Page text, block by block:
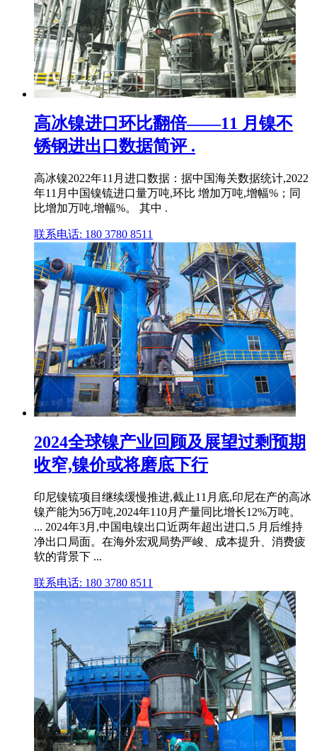
高冰镍进口环比翻倍——11 月镍不
锈钢进出口数据简评 .
高冰镍2022年11月进口数据：据中国海关数据统计,2022
年11月中国镍锍进口量万吨,环比 增加万吨,增幅%；同
比增加万吨,增幅%。 其中 .
联系电话: 180 3780 8511
2024全球镍产业回顾及展望过剩预期
收窄,镍价或将磨底下行
印尼镍锍项目继续缓慢推进,截止11月底,印尼在产的高冰
镍产能为56万吨,2024年110月产量同比增长12%万吨。
... 2024年3月,中国电镍出口近两年超出进口,5 月后维持
净出口局面。在海外宏观局势严峻、成本提升、消费疲
软的背景下 ...
联系电话: 180 3780 8511